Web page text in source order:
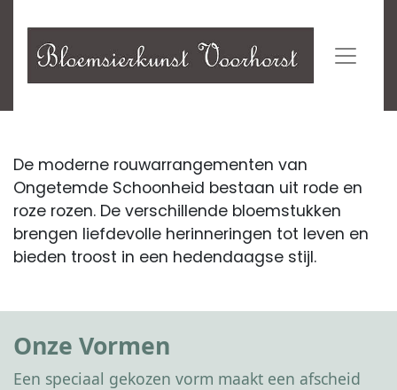
De moderne rouwarrangementen van
Ongetemde Schoonheid bestaan uit rode en
roze rozen. De verschillende bloemstukken
brengen liefdevolle herinneringen tot leven en
bieden troost in een hedendaagse stijl.
Onze Vormen
Een speciaal gekozen vorm maakt een afscheid